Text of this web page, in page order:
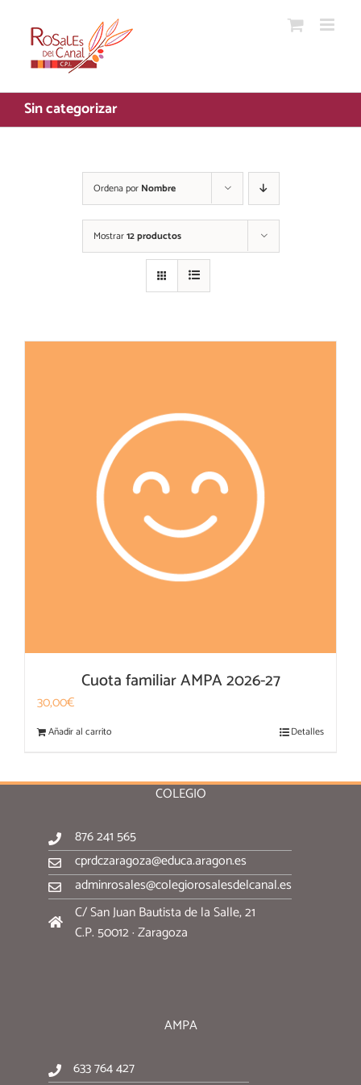
contenido
Sin categorizar
Ordena por Nombre
Mostrar12 productos
Cuota familiar AMPA 2026-27
30,00€
Añadir al carrito Detalles
COLEGIO
876 241 565
cprdczaragoza@educa.aragon.es
adminrosales@colegiorosalesdelcanal.es
C/ San Juan Bautista de la Salle, 21
C.P. 50012 · Zaragoza
AMPA
633 764 427